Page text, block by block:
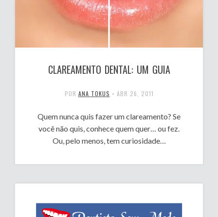
CLAREAMENTO DENTAL: UM GUIA
POR ANA TOKUS • ABR 26, 2011
Quem nunca quis fazer um clareamento? Se
você não quis, conhece quem quer… ou fez.
Ou, pelo menos, tem curiosidade…